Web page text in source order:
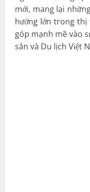
mới, mang lại
hưởng lớn trong
góp mạnh mẽ vào
sản và Du lịch Việt